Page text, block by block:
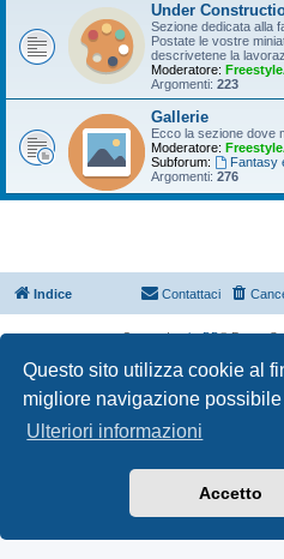
Questo sito utilizza cookie al
migliore navigazione possibile
Ulteriori informazioni
Accetto
Under
Sezione dedicata alla
Postate le vostre
descrivetene la
Moderatore:
Argomenti: 223
Gallerie
Ecco la sezione dove
Moderatore:
Subforum:
Fantasy
Argomenti: 276
Indice Contattaci
Creato daphpBB® Forum
Privacy|